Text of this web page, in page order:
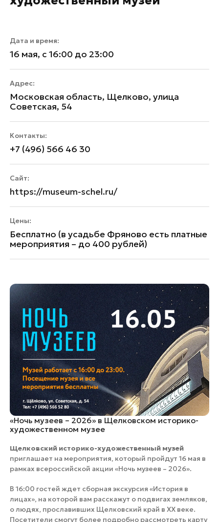
Дата и время:
16 мая, с 16:00 до 23:00
Адрес:
Московская область, Щелково, улица
Советская, 54
Контакты:
+7 (496) 566 46 30
Сайт:
https://museum-schel.ru/
Цены:
Бесплатно (в усадьбе Фряново есть платные
мероприятия – до 400 рублей)
«Ночь музеев – 2026» в Щелковском историко-
художественном музее
Щелковский историко-художественный музей
приглашает на мероприятия, который пройдут 16 мая в
рамках всероссийской акции «Ночь музеев – 2026».
В 16:00 гостей ждет сборная экскурсия «История в
лицах», на которой вам расскажут о подвигах земляков,
о людях, прославивших Щелковский край в ХХ веке.
Посетители смогут более подробно рассмотреть карту